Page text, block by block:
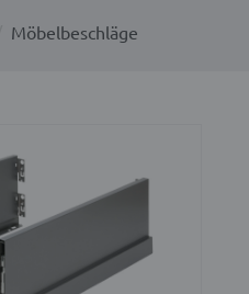
Möbelbeschläge